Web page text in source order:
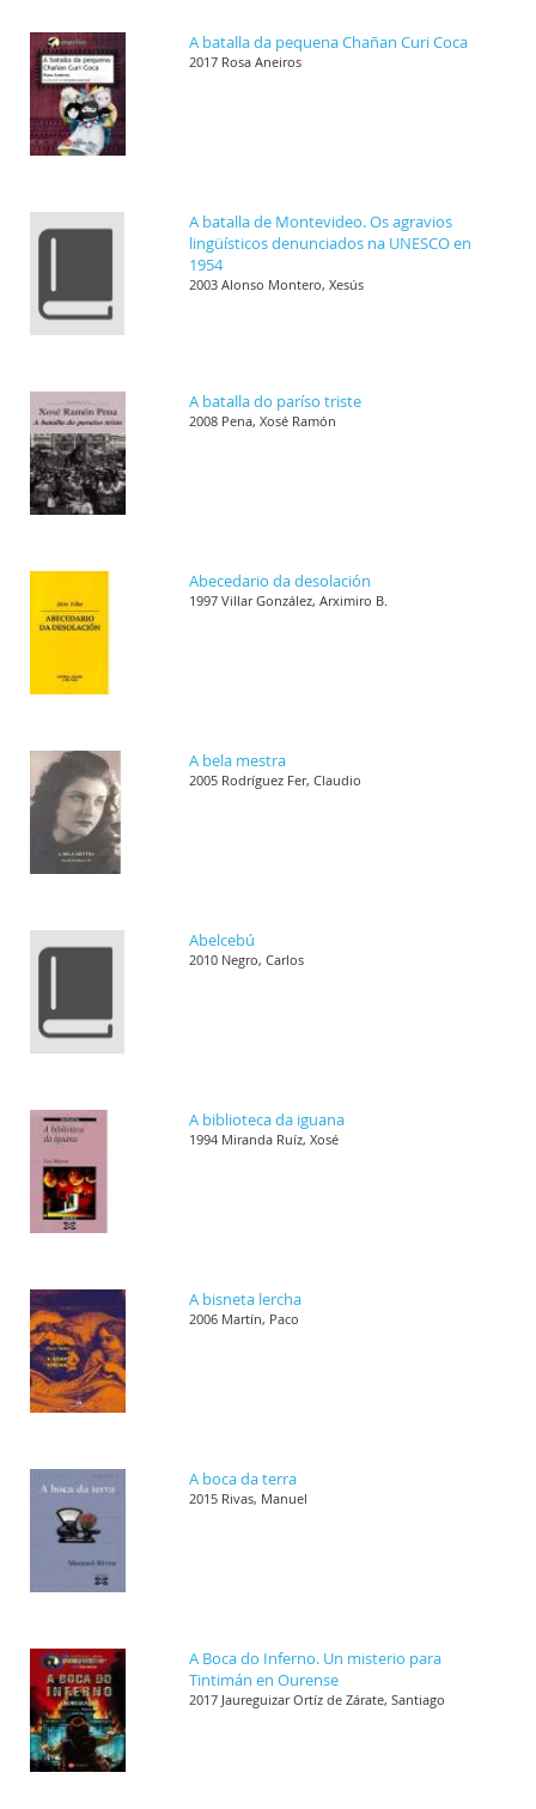
A batalla da pequena Chañan Curi Coca
2017 Rosa Aneiros
A batalla de Montevideo. Os agravios
lingüísticos denunciados na UNESCO en
1954
2003 Alonso Montero, Xesús
A batalla do paríso triste
2008 Pena, Xosé Ramón
Abecedario da desolación
1997 Villar González, Arximiro B.
A bela mestra
2005 Rodríguez Fer, Claudio
Abelcebú
2010 Negro, Carlos
A biblioteca da iguana
1994 Miranda Ruíz, Xosé
A bisneta lercha
2006 Martín, Paco
A boca da terra
2015 Rivas, Manuel
A Boca do Inferno. Un misterio para
Tintimán en Ourense
2017 Jaureguizar Ortíz de Zárate, Santiago